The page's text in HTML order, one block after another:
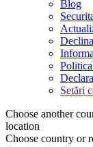
Blog
Setări
Choose another
location
Choose country or